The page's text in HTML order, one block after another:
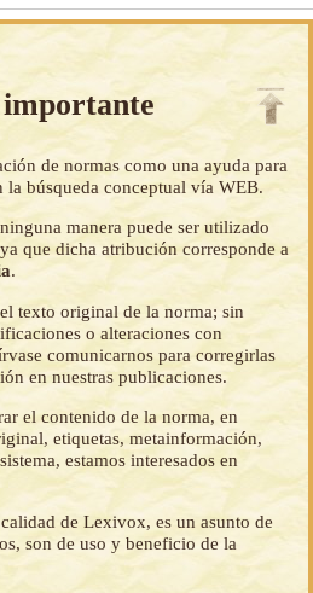
de normas como una ayuda para
búsqueda conceptual vía WEB.
manera puede ser utilizado
que dicha atribución corresponde a
.
texto original de la norma; sin
o alteraciones con
comunicarnos para corregirlas
en nuestras publicaciones.
el contenido de la norma, en
etiquetas, metainformación,
estamos interesados en
de Lexivox, es un asunto de
son de uso y beneficio de la